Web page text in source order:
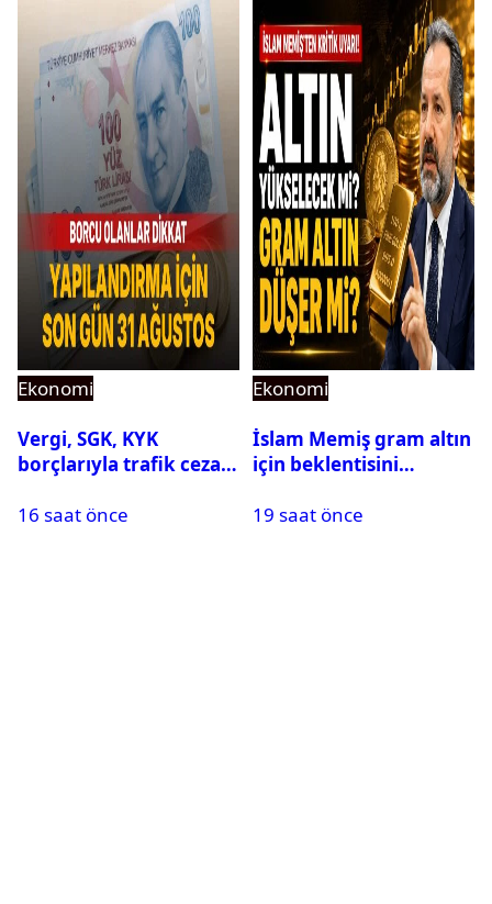
Ekonomi
Vergi, SGK, KYK
borçlarıyla trafik cezası
16 saat önce
Ekonomi
İslam Memiş gram altın
için beklentisini
19 saat önce